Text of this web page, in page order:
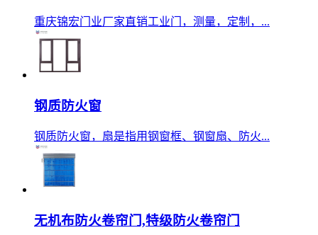
重庆锦宏门业厂家直销工业门，测量，定制，...
钢质防火窗
钢质防火窗，扇是指用钢窗框、钢窗扇、防火...
无机布防火卷帘门,特级防火卷帘门